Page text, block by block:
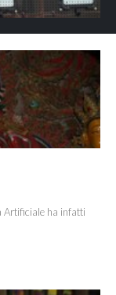
Artificiale ha infatti